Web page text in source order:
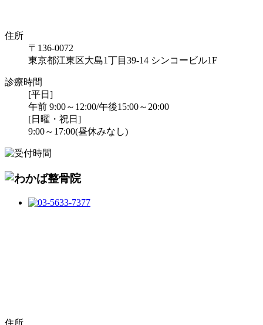
住所
〒136-0072
東京都江東区大島1丁目39-14 シンコービル1F
診療時間
[平日]
午前 9:00～12:00/午後15:00～20:00
[日曜・祝日]
9:00～17:00(昼休みなし)
住所